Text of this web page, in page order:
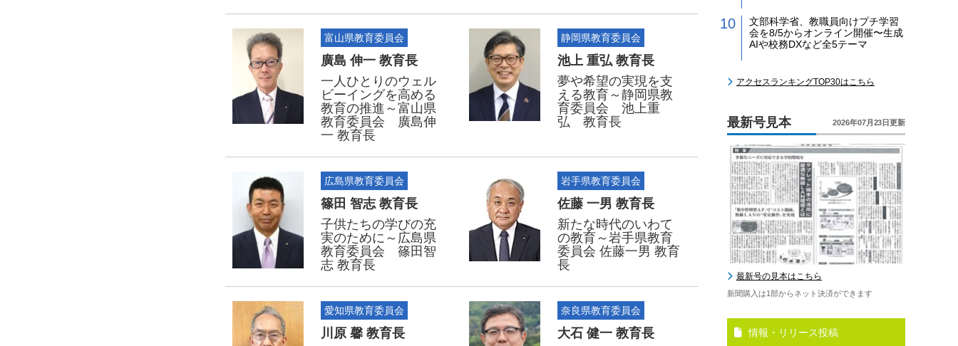
富山県教育委員会
廣島 伸一 教育長
一人ひとりのウェル
ビーイングを高める
教育の推進～富山県
教育委員会 廣島伸
一 教育長
静岡県教育委員会
池上 重弘 教育長
夢や希望の実現を支
える教育～静岡県教
育委員会 池上重
弘 教育長
広島県教育委員会
篠田 智志 教育長
子供たちの学びの充
実のために～広島県
教育委員会 篠田智
志 教育長
岩手県教育委員会
佐藤 一男 教育長
新たな時代のいわて
の教育～岩手県教育
委員会 佐藤一男 教育
長
愛知県教育委員会
川原 馨 教育長
奈良県教育委員会
大石 健一 教育長
文部科学省、教職員向けプチ学習
会を8/5からオンライン開催〜生成
AIや校務DXなど全5テーマ
アクセスランキングTOP30はこちら
最新号見本 2026年07月23日更新
最新号の見本はこちら
新聞購入は1部からネット決済ができます
情報・リリース投稿